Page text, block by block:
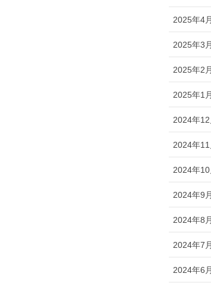
2025年4月
2025年3月
2025年2月
2025年1月
2024年12
2024年11
2024年10
2024年9月
2024年8月
2024年7月
2024年6月